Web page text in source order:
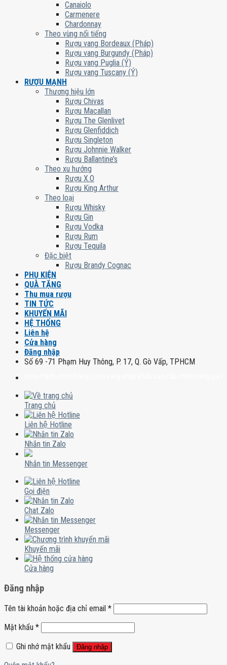
Canaiolo
Carmenere
Chardonnay
Theo vùng nổi tiếng
Rượu vang Bordeaux (Pháp)
Rượu vang Burgundy (Pháp)
Rượu vang Puglia (Ý)
Rượu vang Tuscany (Ý)
RƯỢU MẠNH
Thương hiệu lớn
Rượu Chivas
Rượu Macallan
Rượu The Glenlivet
Rượu Glenfiddich
Rượu Singleton
Rượu Johnnie Walker
Rượu Ballantine’s
Theo xu hướng
Rượu X.O
Rượu King Arthur
Theo loại
Rượu Whisky
Rượu Gin
Rượu Vodka
Rượu Rum
Rượu Tequila
Đặc biệt
Rượu Brandy Cognac
PHỤ KIỆN
QUÀ TẶNG
Thu mua rượu
TIN TỨC
KHUYẾN MÃI
HỆ THỐNG
Liên hệ
Cửa hàng
Đăng nhập
Số 69 -71 Phạm Huy Thông, P. 17, Q. Gò Vấp, TPHCM
rượu mạnh chính hãng, rượu vang nhập khẩu cao cấp chính hãng giá rẻ số
Trang chủ
Liên hệ Hotline
Nhắn tin Zalo
Nhắn tin Messenger
Gọi điện
Chat Zalo
Messenger
Khuyến mãi
Cửa hàng
Đăng nhập
Tên tài khoản hoặc địa chỉ email *
Mật khẩu *
Ghi nhớ mật khẩu
Đăng nhập